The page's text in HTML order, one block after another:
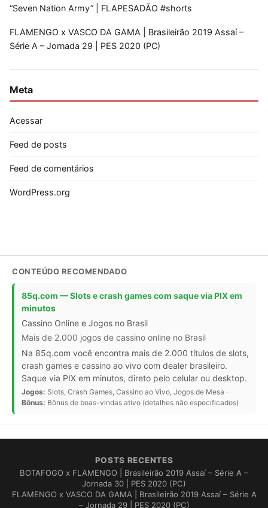
“Seven Nation Army” | FLAPESADÃO #shorts
FLAMENGO x VASCO DA GAMA | Brasileirão 2019 Assaí –
Série A – Jornada 29 | PES 2020 (PC)
Meta
Acessar
Feed de posts
Feed de comentários
WordPress.org
CONTEÚDO RECOMENDADO
85q.com — Slots e crash games com saque via PIX em
minutos
Cassino Online e Jogos no Brasil
Mais de 2.000 jogos de cassino online no Brasil
Na 85q.com você encontra mais de 2.000 títulos de slots,
crash games e cassino ao vivo com dealer brasileiro.
Saque via PIX em minutos, direto pelo celular ou desktop.
Jogos: Slots, Crash Games, Cassino ao Vivo, Jogos de Mesa ·
Bônus: Bônus de boas-vindas ativo (detalhes não especificados)
POSTS RECENTES
BOTAFOGO x FLAMENGO | Brasileirão 2019 Assaí – Série A –
Jornada 30 | PES 2020 (PC)
FLAMENGO x VASCO DA GAMA | Brasileirão 2019 Assaí – Série A
– Jornada 29 | PES 2020 (PC)